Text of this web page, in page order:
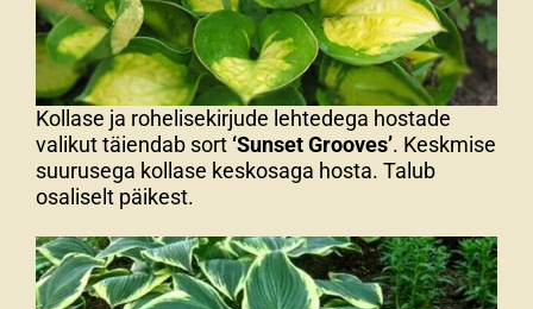
Kollase ja rohelisekirjude lehtedega hostade
valikut täiendab sort ‘Sunset Grooves’. Keskmise
suurusega kollase keskosaga hosta. Talub
osaliselt päikest.